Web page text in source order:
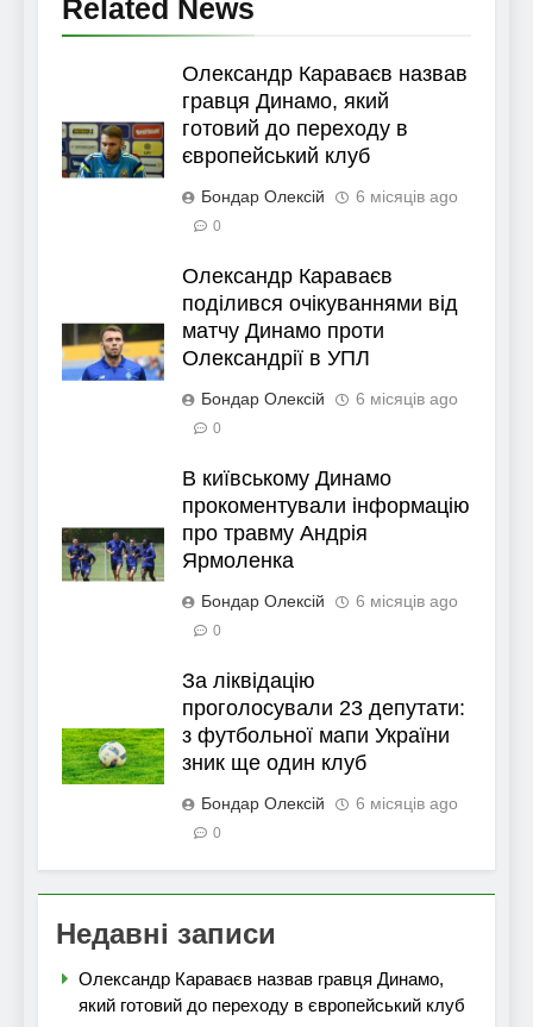
Related News
Олександр Караваєв назвав
гравця Динамо, який
готовий до переходу в
європейський клуб
Бондар Олексій 6 місяців ago
0
Олександр Караваєв
поділився очікуваннями від
матчу Динамо проти
Олександрії в УПЛ
Бондар Олексій 6 місяців ago
0
В київському Динамо
прокоментували інформацію
про травму Андрія
Ярмоленка
Бондар Олексій 6 місяців ago
0
За ліквідацію
проголосували 23 депутати:
з футбольної мапи України
зник ще один клуб
Бондар Олексій 6 місяців ago
0
Недавні записи
Олександр Караваєв назвав гравця Динамо,
який готовий до переходу в європейський клуб